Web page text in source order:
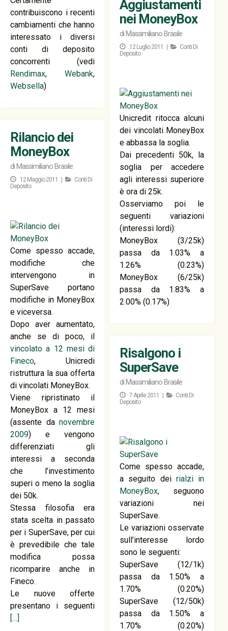
contribuiscono i recenti
cambiamenti che hanno
interessato i diversi
conti di deposito
concorrenti (vedi
Rendimax,Webank,
Websella)
Aggiustamenti
nei MoneyBox
di Massimiliano Brasile
12 Luglio 2011 |
Conti Di
Deposito
Unicredit ritocca alcuni
dei vincolati MoneyBox
e abbassa la soglia.
Dai precedenti 50k, la
soglia per accedere
agli interessi superiore
è ora di 25k.
Osserviamo poi le
seguenti variazioni
(interessi lordi):
MoneyBox (3/25k)
passa da 1.03% a
1.26% (0.23%)
MoneyBox (6/25k)
passa da 1.83% a
2.00% (0.17%)
Rilancio dei
MoneyBox
di Massimiliano Brasile
12 Maggio 2011 |
Conti Di
Deposito
Come spesso accade,
modifiche che
intervengono in
SuperSave portano
modifiche in MoneyBox
e viceversa.
Dopo aver aumentato,
anche se di poco, il
vincolato a 12 mesi di
Fineco, Unicredi
ristruttura la sua offerta
di vincolati MoneyBox.
Viene ripristinato il
MoneyBox a 12 mesi
(assente danovembre
2009) e vengono
differenziati gli
interessi a seconda
che l’investimento
superi o meno la soglia
dei 50k.
Stessa filosofia era
stata scelta in passato
per i SuperSave, per cui
è prevedibile che tale
modifica possa
ricomparire anche in
Fineco.
Le nuove offerte
presentano i seguenti
[…]
Risalgono i
SuperSave
di Massimiliano Brasile
7 Aprile 2011 |
Conti Di
Deposito
Come spesso accade,
a seguito dei rialzi in
MoneyBox, seguono
variazioni nei
SuperSave.
Le variazioni osservate
sull’interesse lordo
sono le seguenti:
SuperSave (12/1k)
passa da 1.50% a
1.70% (0.20%)
SuperSave (12/50k)
passa da 1.50% a
1.70% (0.20%)